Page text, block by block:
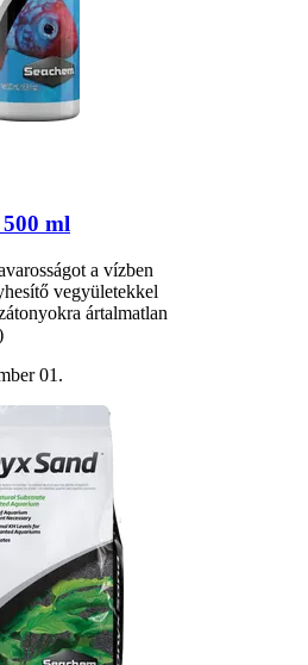
ml
a vízben
vegyületekkel
ártalmatlan
01.